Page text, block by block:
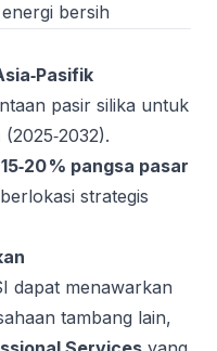
energi bersih
pasir silika untuk
(2025‑2032).
% pangsa pasar
strategis
dapat menawarkan
tambang lain,